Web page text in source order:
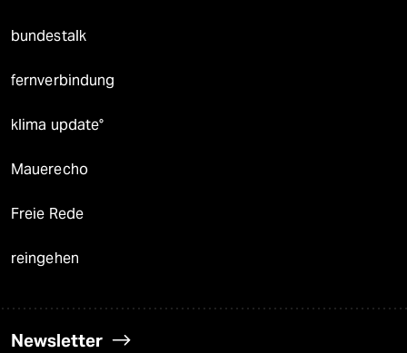
bundestalk
fernverbindung
klima update°
Mauerecho
Freie Rede
reingehen
Newsletter